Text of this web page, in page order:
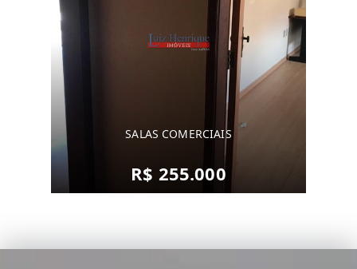
SALAS COMERCIAIS
R$ 255.000